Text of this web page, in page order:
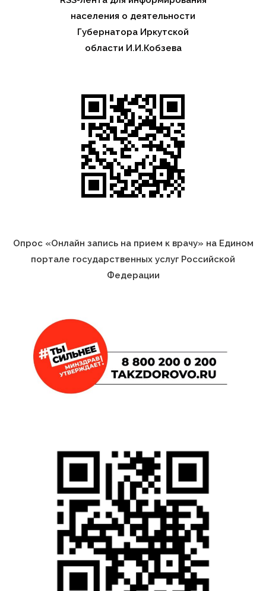
населения о деятельности
Губернатора Иркутской
области И.И.Кобзева
Опрос «Онлайн запись на прием к врачу» на Едином
портале государственных услуг Российской
Федерации